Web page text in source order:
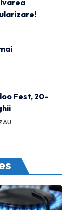
Fest, 20–